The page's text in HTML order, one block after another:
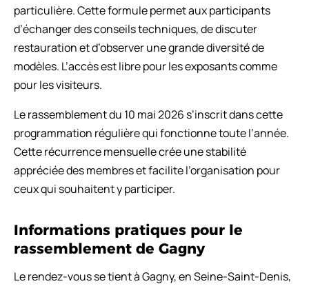
particulière. Cette formule permet aux participants
d’échanger des conseils techniques, de discuter
restauration et d’observer une grande diversité de
modèles. L’accès est libre pour les exposants comme
pour les visiteurs.
Le rassemblement du 10 mai 2026 s’inscrit dans cette
programmation régulière qui fonctionne toute l’année.
Cette récurrence mensuelle crée une stabilité
appréciée des membres et facilite l’organisation pour
ceux qui souhaitent y participer.
Informations pratiques pour le
rassemblement de Gagny
Le rendez-vous se tient à Gagny, en Seine-Saint-Denis,